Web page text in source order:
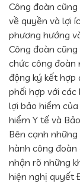
Công đoàn
về quyền và lợi
phương hướng
Công đoàn
chức công đoàn
động ký kết hợp
phối hợp với
lợi bảo hiểm
hiểm Y tế và
Bên cạnh
hành công
nhận rõ những
hiện nghị quyết